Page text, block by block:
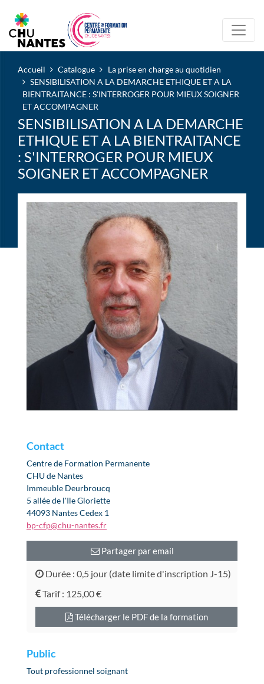
Accueil Catalogue
La prise en charge au quotidien
SENSIBILISATION A LA DEMARCHE ETHIQUE ET A LA
BIENTRAITANCE : S'INTERROGER POUR MIEUX SOIGNER
ET ACCOMPAGNER
SENSIBILISATION A LA DEMARCHE
ETHIQUE ET A LA BIENTRAITANCE
: S'INTERROGER POUR MIEUX
SOIGNER ET ACCOMPAGNER
Contact
Centre de Formation Permanente
CHU de Nantes
Immeuble Deurbroucq
5 allée de l'Ile Gloriette
44093 Nantes Cedex 1
bp-cfp@chu-nantes.fr
Partager par email
Durée : 0,5 jour (date limite d'inscription J-15)
Tarif : 125,00 €
Télécharger le PDF de la formation
Public
Tout professionnel soignant